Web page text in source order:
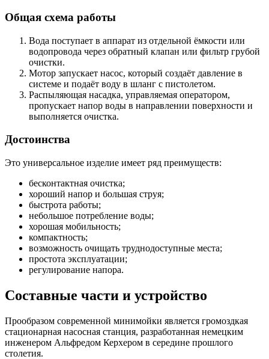
Общая схема работы
Вода поступает в аппарат из отдельной ёмкости или
водопровода через обратный клапан или фильтр грубой
очистки.
Мотор запускает насос, который создаёт давление в
системе и подаёт воду в шланг с пистолетом.
Распыляющая насадка, управляемая оператором,
пропускает напор воды в направлении поверхности и
выполняется очистка.
Достоинства
Это универсальное изделие имеет ряд преимуществ:
бесконтактная очистка;
хороший напор и большая струя;
быстрота работы;
небольшое потребление воды;
хорошая мобильность;
компактность;
возможность очищать труднодоступные места;
простота эксплуатации;
регулирование напора.
Составные части и устройство
Прообразом современной минимойки является громоздкая
стационарная насосная станция, разработанная немецким
инженером Альфредом Керхером в середине прошлого
столетия.